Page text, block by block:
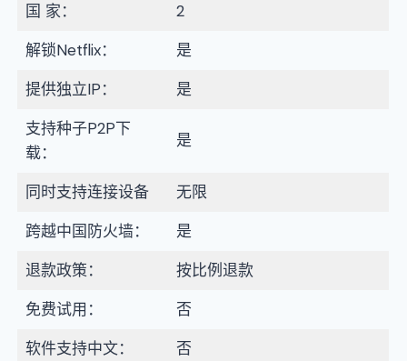
国 家：
2
解锁Netflix：
是
提供独立IP：
是
支持种子P2P下
载：
是
同时支持连接设备
无限
跨越中国防火墙：
是
退款政策：
按比例退款
免费试用：
否
软件支持中文：
否